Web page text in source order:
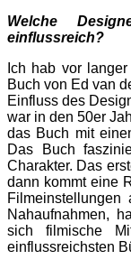
Welche
einflussreich?
Ich hab vor
Buch von Ed van
Einfluss des
war in den 50er
das Buch mit
Das Buch
Charakter. Das
dann kommt eine
Nahaufnahmen,
sich filmische
einflussreichsten